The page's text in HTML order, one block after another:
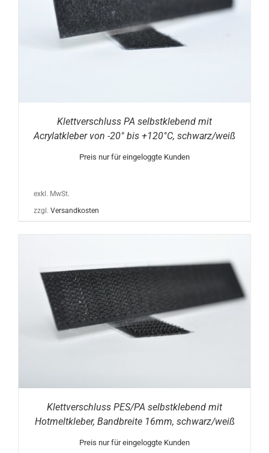
Klettverschluss PA selbstklebend mit
Acrylatkleber von -20° bis +120°C, schwarz/weiß
Preis nur für eingeloggte Kunden
exkl. MwSt.
zzgl. Versandkosten
Klettverschluss PES/PA selbstklebend mit
Hotmeltkleber, Bandbreite 16mm, schwarz/weiß
Preis nur für eingeloggte Kunden